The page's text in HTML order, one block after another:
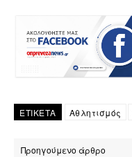
ΕΤΙΚΕΤΑ Αθλητισμός
Προηγούμενο άρθρο